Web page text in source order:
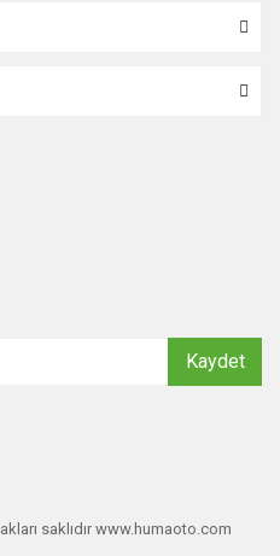
Kaydet
saklıdır www.humaoto.com